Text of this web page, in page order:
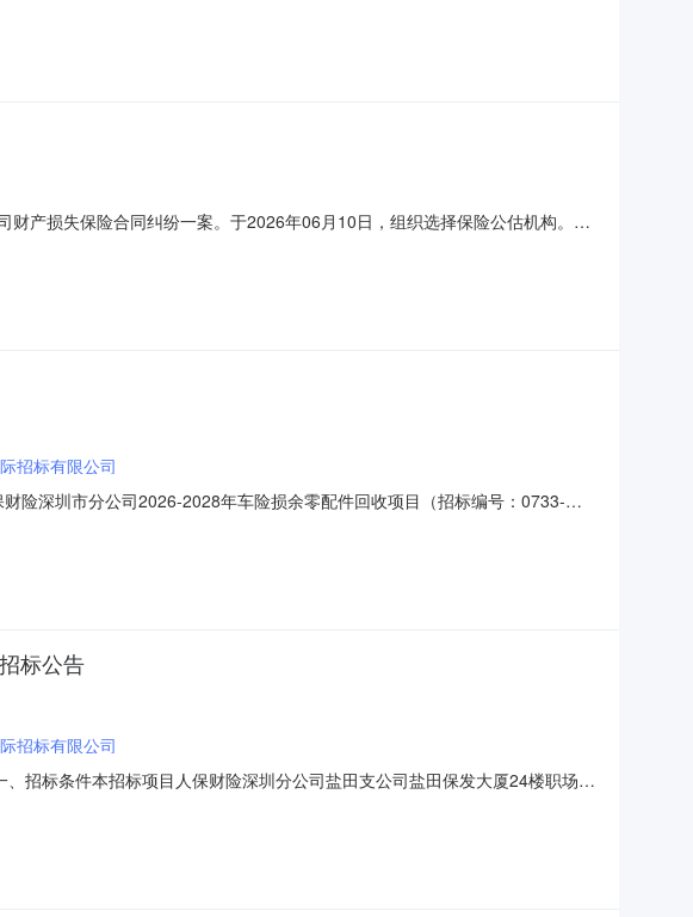
“投标人”）可前来投标。二、项目概况与招标范围2.1项目名称：人保财险深
产损失保险合同纠纷一案。于2026年06月10日，组织选择保险公估机构。经
招标有限公司
险深圳市分公司2026-2028年车险损余零配件回收项目（招标编号：0733-
。二、项目概况与招标范围2.1项目名称：人保财险深圳市分公司2026-2028
标公告
招标有限公司
招标条件本招标项目人保财险深圳分公司盐田支公司盐田保发大厦24楼职场装
能力的潜在投标人（以下简称“投标人”）可前来投标。二、项目概况与招标